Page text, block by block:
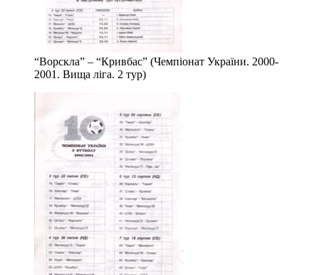
“Ворскла” – “Кривбас” (Чемпіонат України. 2000-
2001. Вища ліга. 2 тур)